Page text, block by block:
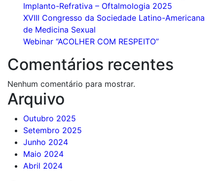
Implanto-Refrativa – Oftalmologia 2025
XVIII Congresso da Sociedade Latino-Americana
de Medicina Sexual
Webinar “ACOLHER COM RESPEITO”
Comentários recentes
Nenhum comentário para mostrar.
Arquivo
Outubro 2025
Setembro 2025
Junho 2024
Maio 2024
Abril 2024